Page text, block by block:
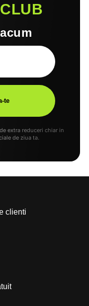
extra reduceri chiar in
de ziua ta.
clienti